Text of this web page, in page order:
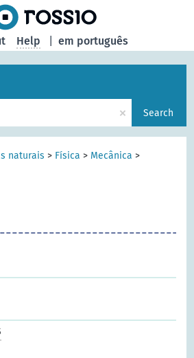
em português
Help
× Search
naturais > Física > Mecânica >